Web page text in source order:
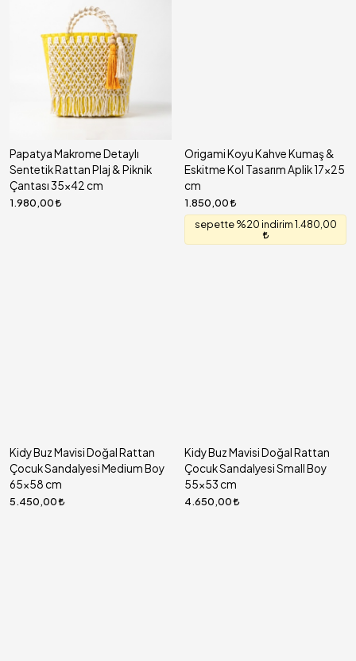
Papatya Makrome Detaylı
Sentetik Rattan Plaj & Piknik
Çantası 35x42 cm
1.980,00
Origami Koyu Kahve Kumaş &
Eskitme Kol Tasarım Aplik 17x25
cm
1.850,00
sepette %20 indirim 1.480,00
Kidy Buz Mavisi Doğal Rattan
Çocuk Sandalyesi Medium Boy
65x58 cm
5.450,00
Kidy Buz Mavisi Doğal Rattan
Çocuk Sandalyesi Small Boy
55x53 cm
4.650,00